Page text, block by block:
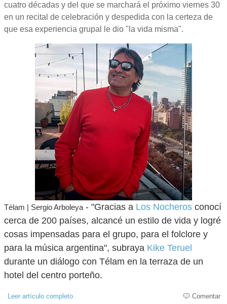
cuatro décadas y del que se marchará el próximo viernes 30
en un recital de celebración y despedida con la certeza de
que esa experiencia grupal le dio "la vida misma".
Télam | Sergio Arboleya- "Gracias a Los Nocheros conocí
cerca de 200 países, alcancé un estilo de vida y logré
cosas impensadas para el grupo, para el folclore y
para la música argentina", subraya Kike Teruel
durante un diálogo con Télam en la terraza de un
hotel del centro porteño.
Leer artículo completo Comentar